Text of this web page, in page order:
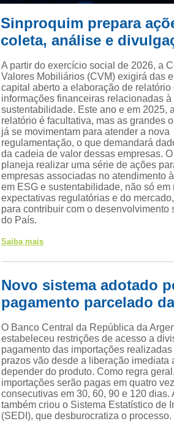
Sinproquim prepara
coleta, análise e
A partir do exercício social de 2026, a
Valores Mobiliários (CVM) exigirá das
capital aberto a elaboração de relatório
informações financeiras relacionadas à
sustentabilidade. Este ano e em 2025,
relatório é facultativa, mas as grandes
já se movimentam para atender a nova
regulamentação, o que demandará
da cadeia de valor dessas empresas.
planeja realizar uma série de ações
empresas associadas no atendimento
em ESG e sustentabilidade, não só em
expectativas regulatórias e do
para contribuir com o desenvolvimento
do País.
Saiba mais
Novo sistema adotado
pagamento parcelado
O Banco Central da República da
estabeleceu restrições de acesso a
pagamento das importações
prazos vão desde a liberação imediata
depender do produto. Como regra
importações serão pagas em quatro
consecutivas em 30, 60, 90 e 120 dias.
também criou o Sistema Estatístico de
(SEDI), que desburocratiza o processo.